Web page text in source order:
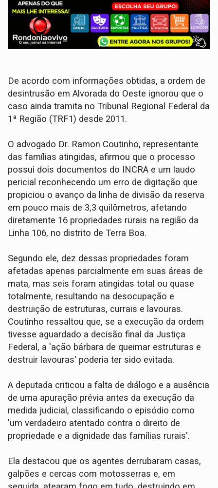
De acordo com informações obtidas, a ordem de
desintrusão em Alvorada do Oeste ignorou que o
caso ainda tramita no Tribunal Regional Federal da
1ª Região (TRF1) desde 2011.
O advogado Dr. Ramon Coutinho, representante
das famílias atingidas, afirmou que o processo
possui dois documentos do INCRA e um laudo
pericial reconhecendo um erro de digitação que
propiciou o avanço da linha de divisão da reserva
em pouco mais de 3,3 quilômetros, afetando
diretamente 16 propriedades rurais na região da
Linha 106, no distrito de Terra Boa.
Segundo ele, dez dessas propriedades foram
afetadas apenas parcialmente em suas áreas de
mata, mas seis foram atingidas total ou quase
totalmente, resultando na desocupação e
destruição de estruturas, currais e lavouras.
Coutinho ressaltou que, se a execução da ordem
tivesse aguardado a decisão final da Justiça
Federal, a 'ação bárbara de queimar estruturas e
destruir lavouras' poderia ter sido evitada.
A deputada criticou a falta de diálogo e a ausência
de uma apuração prévia antes da execução da
medida judicial, classificando o episódio como
'um verdadeiro atentado contra o direito de
propriedade e a dignidade das famílias rurais'.
Ela destacou que os agentes derrubaram casas,
galpões e cercas com motosserras e, em